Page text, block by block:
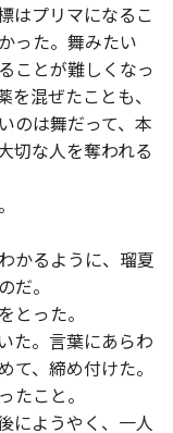
はプリマになるこ
った。舞みたい
ことが難しくなっ
混ぜたことも、
のは舞だって、本
切な人を奪われる
かるように、瑠夏
だ。
った。
た。言葉にあらわ
、締め付けた。
たこと。
にようやく、一人